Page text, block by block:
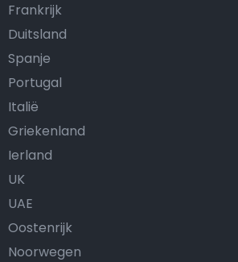
Frankrijk
Duitsland
Spanje
Portugal
Italië
Griekenland
Ierland
UK
UAE
Oostenrijk
Noorwegen